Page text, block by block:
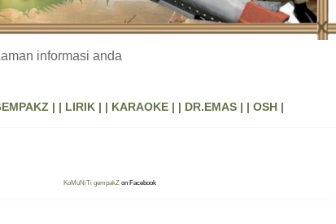
informasi anda
| | LIRIK | | KARAOKE | | DR.EMAS | | OSH |
KoMuNiTi gempakZ on Facebook